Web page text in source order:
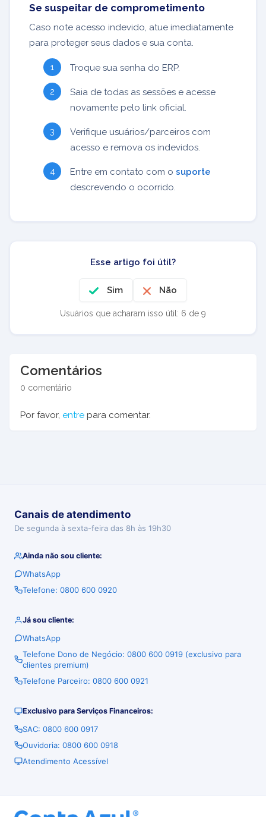
Se suspeitar de comprometimento
Caso note acesso indevido, atue imediatamente
para proteger seus dados e sua conta.
Troque sua senha do ERP.
Saia de todas as sessões e acesse
novamente pelo link oficial.
Verifique usuários/parceiros com
acesso e remova os indevidos.
Entre em contato com o suporte
descrevendo o ocorrido.
Esse artigo foi útil?
Sim Não
Usuários que acharam isso útil: 6 de 9
Comentários
0 comentário
Por favor, entre para comentar.
Canais de atendimento
De segunda à sexta-feira das 8h às 19h30
Ainda não sou cliente:
WhatsApp
Telefone: 0800 600 0920
Já sou cliente:
WhatsApp
Telefone Dono de Negócio: 0800 600 0919 (exclusivo para
clientes premium)
Telefone Parceiro: 0800 600 0921
Exclusivo para Serviços Financeiros:
SAC: 0800 600 0917
Ouvidoria: 0800 600 0918
Atendimento Acessível